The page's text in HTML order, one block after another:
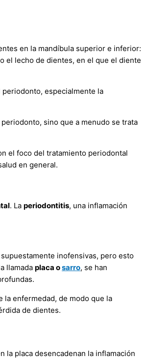
en la mandíbula superior e inferior:
el lecho de dientes, en el que el diente
especialmente la
periodonto, sino que a menudo se trata
el foco del tratamiento periodontal
en general.
. La periodontitis, una inflamación
inofensivas, pero esto
llamada placa osarro, se han
la enfermedad, de modo que la
de dientes.
la placa desencadenan la inflamación